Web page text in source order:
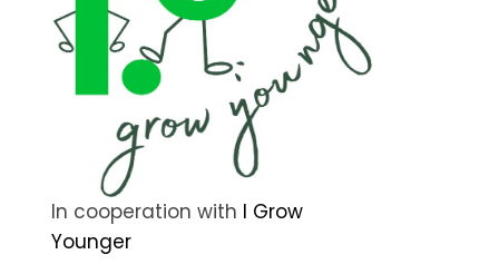
In cooperation with I Grow
Younger